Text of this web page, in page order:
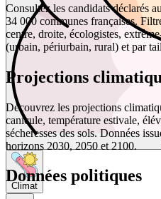
Climat
Consultez les candidats déclarés
34 000 communes françaises.
centre, droite, écologistes,
(urbain, périurbain, rural) et par
Projections
Découvrez les projections
canicule, température estivale,
sécheresses des sols. Données
horizons 2030, 2050 et 2100.
Données politiques